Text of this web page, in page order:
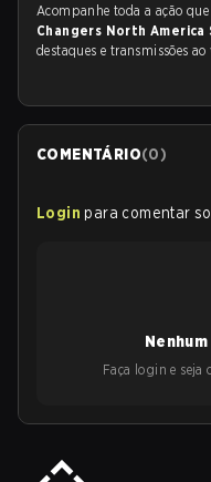
Acompanhe toda a ação que
Changers North America
destaques e transmissões
COMENTÁRIO(0)
Login para comentar
Faça login e seja